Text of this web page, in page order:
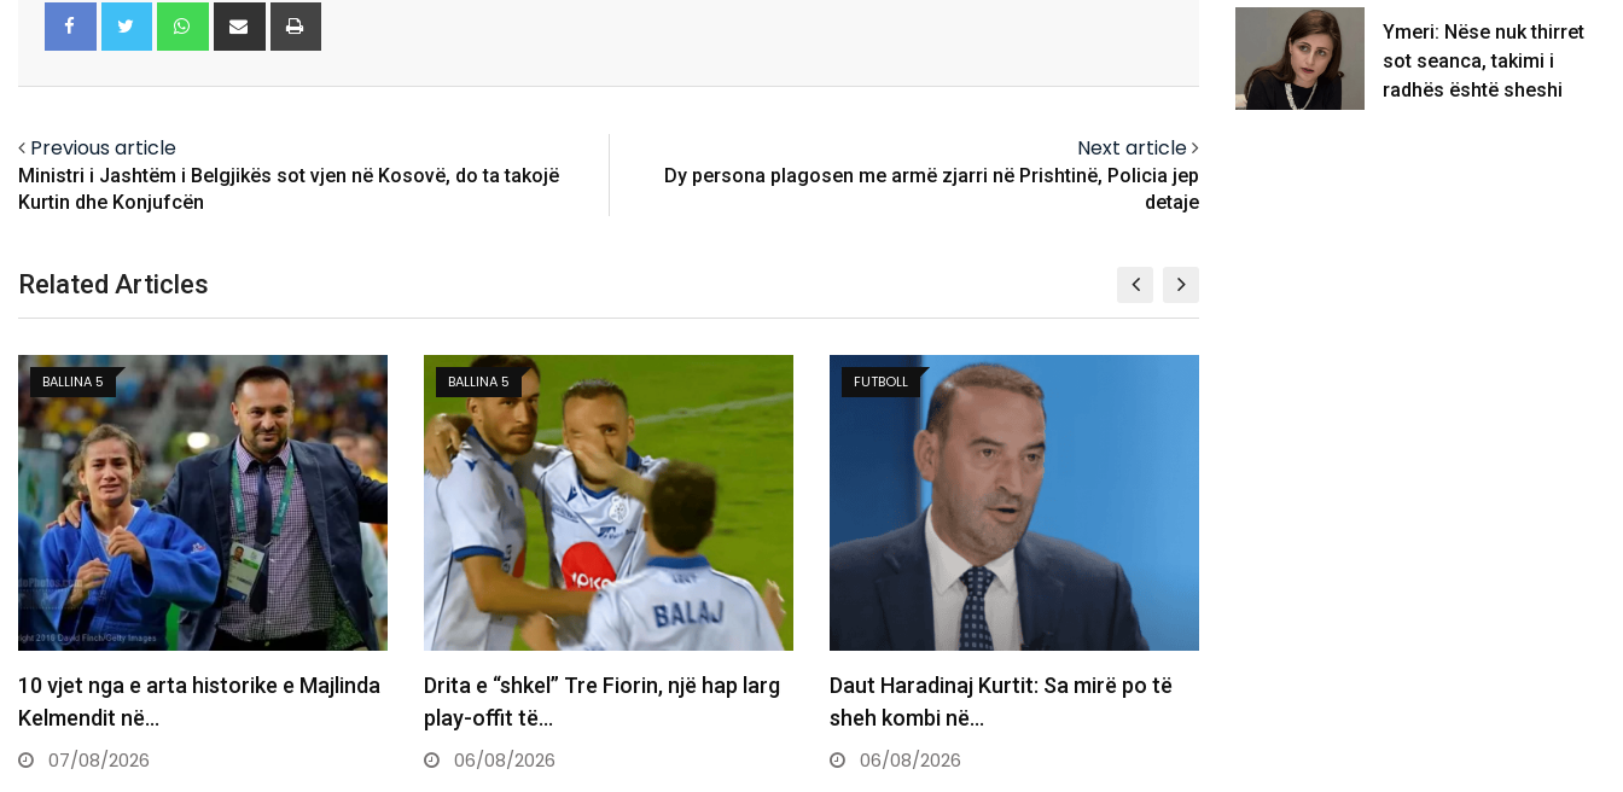
Whatsapp
Share
via
Previous article
Ministri i Jashtëm i Belgjikës sot vjen në Kosovë, do ta takojë
Kurtin dhe Konjufcën
Next article
Dy persona plagosen me armë zjarri në Prishtinë, Policia jep
detaje
Related Articles
BALLINA 5
vjet nga e arta historike e Majlinda
në…
07/08/2026
BALLINA 5
Drita e “shkel” Tre Fiorin, një hap larg
play-offit të…
06/08/2026
FUTBOLL
Daut Haradinaj Kurtit: Sa mirë po të
sheh kombi në…
06/08/2026
Ymeri: Nëse nuk thirret
sot seanca, takimi i
radhës është sheshi